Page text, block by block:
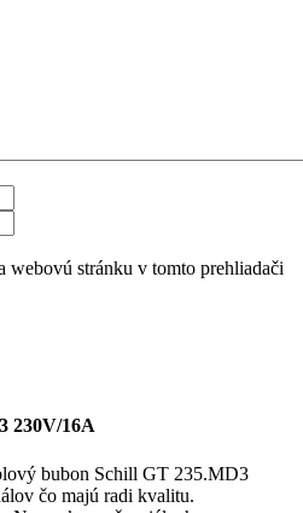
stránku v tomto prehliadači
230V/16A
bubon Schill GT 235.MD3
čo majú radi kvalitu.